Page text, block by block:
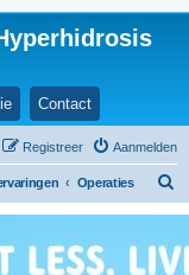
Contact
Aanmelden
Registreer
Operaties
k